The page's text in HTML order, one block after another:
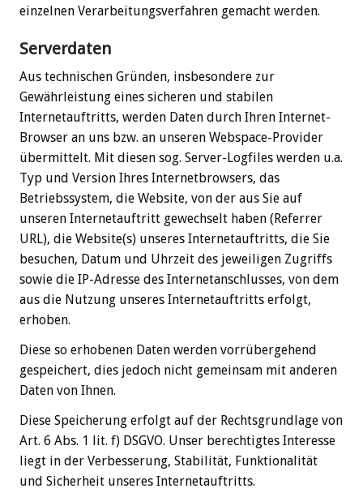
einzelnen Verarbeitungsverfahren gemacht werden.
Serverdaten
Aus technischen Gründen, insbesondere zur
Gewährleistung eines sicheren und stabilen
Internetauftritts, werden Daten durch Ihren Internet-
Browser an uns bzw. an unseren Webspace-Provider
übermittelt. Mit diesen sog. Server-Logfiles werden u.a.
Typ und Version Ihres Internetbrowsers, das
Betriebssystem, die Website, von der aus Sie auf
unseren Internetauftritt gewechselt haben (Referrer
URL), die Website(s) unseres Internetauftritts, die Sie
besuchen, Datum und Uhrzeit des jeweiligen Zugriffs
sowie die IP-Adresse des Internetanschlusses, von dem
aus die Nutzung unseres Internetauftritts erfolgt,
erhoben.
Diese so erhobenen Daten werden vorrübergehend
gespeichert, dies jedoch nicht gemeinsam mit anderen
Daten von Ihnen.
Diese Speicherung erfolgt auf der Rechtsgrundlage von
Art. 6 Abs. 1 lit. f) DSGVO. Unser berechtigtes Interesse
liegt in der Verbesserung, Stabilität, Funktionalität
und Sicherheit unseres Internetauftritts.